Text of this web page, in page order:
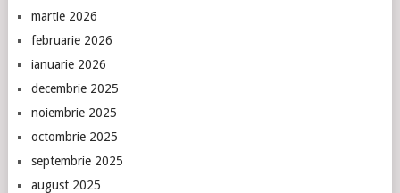
martie 2026
februarie 2026
ianuarie 2026
decembrie 2025
noiembrie 2025
octombrie 2025
septembrie 2025
august 2025